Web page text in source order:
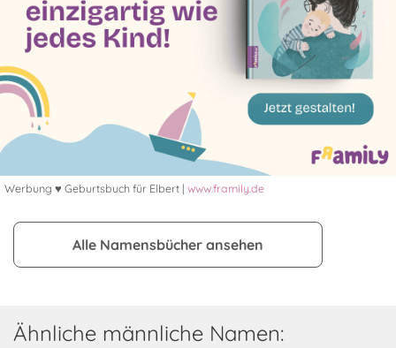
Werbung ♥ Geburtsbuch für Elbert | www.framily.de
Alle Namensbücher ansehen
Ähnliche männliche Namen: